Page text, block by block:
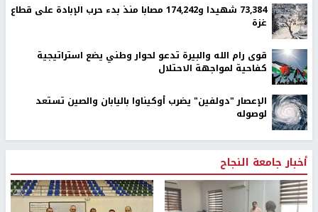
73,384 شهيدا و174,242 مصابا منذ بدء حرب الإبادة على قطاع
غزة
قوى رام الله والبيرة تدعو لحوار وطني يضع استراتيجية
كفاحية لمواجهة الاحتلال
الإعصار "دولفين" يضرب أوكيناوا باليابان والصين تستعد
لوصوله
أخبار جامعة النجاح